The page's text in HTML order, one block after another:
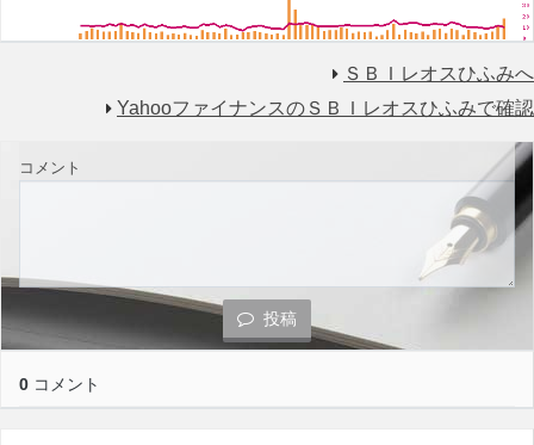
ＳＢＩレオスひふみへ
YahooファイナンスのＳＢＩレオスひふみで確認
コメント
投稿
0 コメント